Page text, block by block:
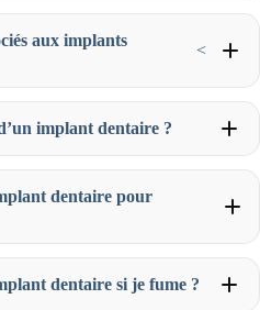
aux implants
<
implant dentaire ?
dentaire pour
dentaire si je fume ?